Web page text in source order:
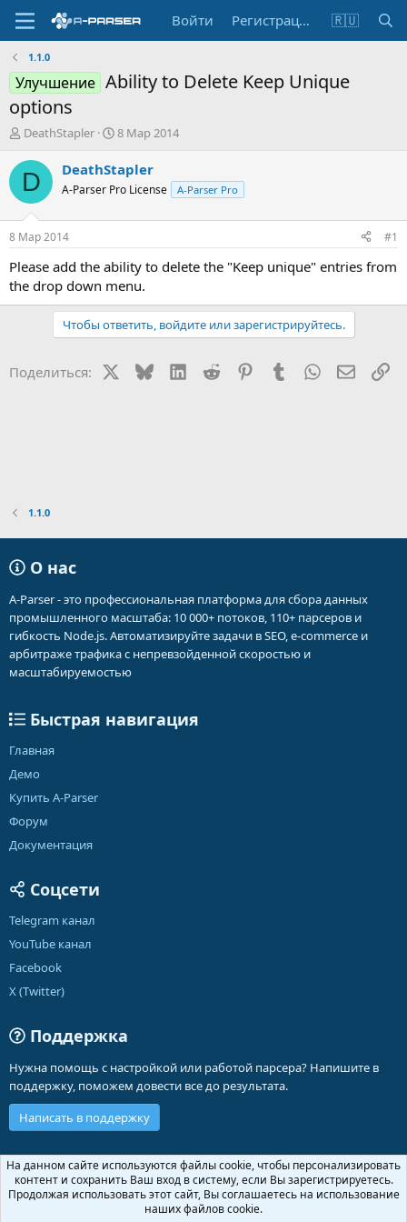
Войти Регистрация 🇷🇺
1.1.0
Улучшение Ability to Delete Keep Unique
options
А
т
о
т
е
м
ы
DeathStapler
Д
т
н
а
л
8 Мар 2014
D DeathStapler
A-Parser Pro License A-Parser Pro
8 Мар 2014 #1
Please add the ability to delete the "Keep unique" entries from
the drop down menu.
Чтобы ответить, войдите или зарегистрируйтесь.
Поделиться: BlueskyLinkedIn
Reddit PinterestTumblr WhatsApp
1.1.0
О нас
A-Parser - это профессиональная платформа для сбора данных
промышленного масштаба: 10 000+ потоков, 110+ парсеров и
гибкость Node.js. Автоматизируйте задачи в SEO, e-commerce и
арбитраже трафика с непревзойденной скоростью и
масштабируемостью
Быстрая навигация
Главная
Демо
Купить A-Parser
Форум
Документация
Соцсети
Telegram канал
YouTube канал
Facebook
X (Twitter)
Поддержка
Нужна помощь с настройкой или работой парсера? Напишите в
поддержку, поможем довести все до результата.
Написать в поддержку
Russian (RU)
Обратная связь
Условия и правила
Политика конфиденциальности
Помощь
На данном сайте используются файлы cookie, чтобы персонализировать
контент и сохранить Ваш вход в систему, если Вы зарегистрируетесь.
Продолжая использовать этот сайт, Вы соглашаетесь на использование
наших файлов cookie.